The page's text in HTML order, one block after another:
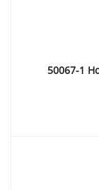
50067-1